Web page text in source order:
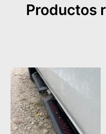
Productos
AÑADIR AL CARRITO
DETALLES